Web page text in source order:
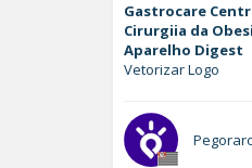
Gastrocare
Cirurgiia da
Aparelho Digest
Vetorizar Logo